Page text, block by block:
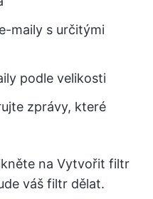
maily s určitými
podle velikosti
zprávy, které
na Vytvořit filtr
váš filtr dělat.